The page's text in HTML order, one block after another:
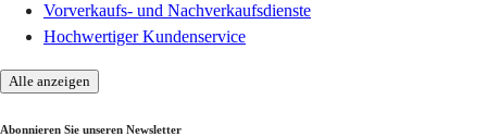
Vorverkaufs- und Nachverkaufsdienste
Hochwertiger Kundenservice
Alle anzeigen
Abonnieren Sie unseren Newsletter